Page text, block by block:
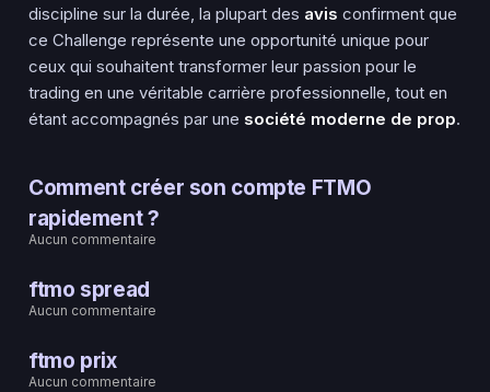
discipline sur la durée, la plupart des avis confirment que
ce Challenge représente une opportunité unique pour
ceux qui souhaitent transformer leur passion pour le
trading en une véritable carrière professionnelle, tout en
étant accompagnés par une société moderne de prop.
Comment créer son compte FTMO
rapidement ?
Aucun commentaire
ftmo spread
Aucun commentaire
ftmo prix
Aucun commentaire